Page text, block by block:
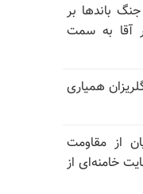
باندها بر
آقا به سمت
همیاری
از مقاومت
خامنه‌ای از